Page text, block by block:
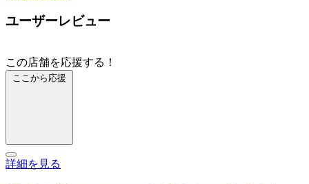
ユーザーレビュー
この店舗を応援する！
ここから応援
詳細を見る